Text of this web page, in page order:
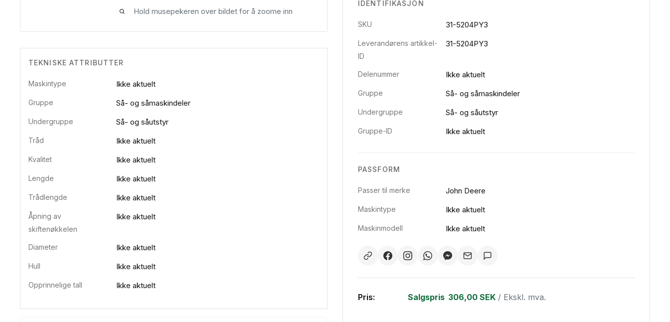
Hold musepekeren over bildet for å zoome inn
IDENTIFIKASJON
SKU 31-5204PY3
Leverandørens artikkel-
ID
31-5204PY3
Delenummer Ikke aktuelt
Gruppe Så- og såmaskindeler
Undergruppe Så- og såutstyr
Gruppe-ID Ikke aktuelt
PASSFORM
Passer til merke John Deere
Maskintype Ikke aktuelt
Maskinmodell Ikke aktuelt
Pris: Salgspris 306,00 SEK / Ekskl. mva.
TEKNISKE ATTRIBUTTER
Maskintype Ikke aktuelt
Gruppe Så- og såmaskindeler
Undergruppe Så- og såutstyr
Tråd Ikke aktuelt
Kvalitet Ikke aktuelt
Lengde Ikke aktuelt
Trådlengde Ikke aktuelt
Åpning av
skiftenøkkelen
Ikke aktuelt
Diameter Ikke aktuelt
Hull Ikke aktuelt
Opprinnelige tall Ikke aktuelt